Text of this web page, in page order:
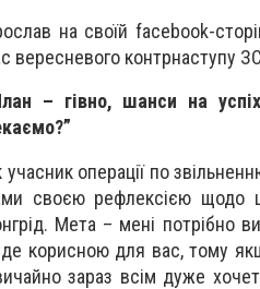
на своїй facebook-
вересневого контрнаступу
– гівно, шанси на
учасник операції по
своєю рефлексією щодо
Мета – мені потрібно
корисною для вас, тому
зараз всім дуже